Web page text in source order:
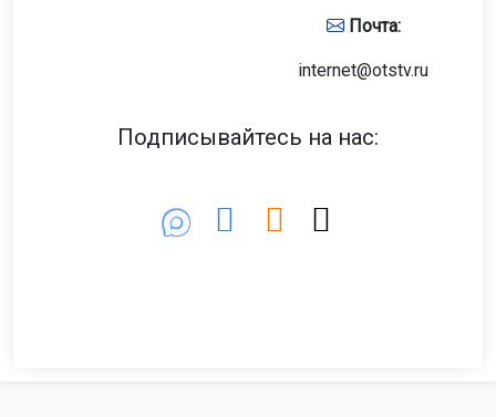
Почта:
internet@otstv.ru
Подписывайтесь на нас: